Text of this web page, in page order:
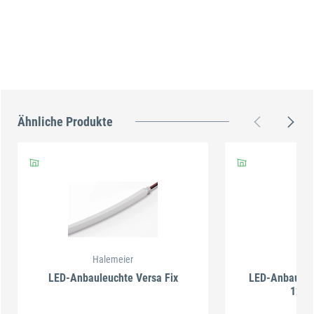
Ähnliche Produkte
Halemeier
LED-Anbauleuchte Versa Fix
LED-